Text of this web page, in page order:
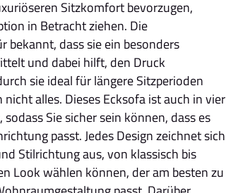
Sitzkomfort bevorzugen,
in Betracht ziehen. Die
bekannt, dass sie ein besonders
und dabei hilft, den Druck
sie ideal für längere Sitzperioden
alles. Dieses Ecksofa ist auch in vier
Sie sicher sein können, dass es
passt. Jedes Design zeichnet sich
Stilrichtung aus, von klassisch bis
Look wählen können, der am besten zu